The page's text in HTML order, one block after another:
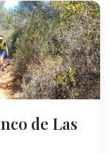
de Las